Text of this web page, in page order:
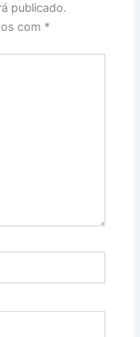
publicado.
com *